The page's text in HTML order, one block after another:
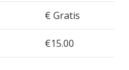
€ Gratis
€15.00